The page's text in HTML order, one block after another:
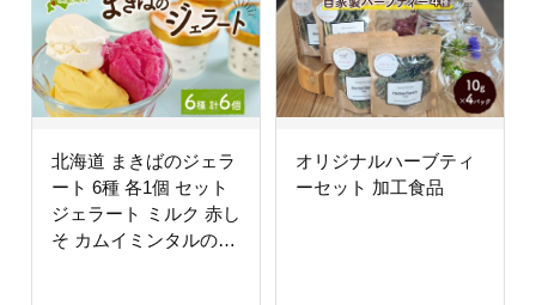
北海道 まきばのジェラ
ート 6種 各1個 セット
ジェラート ミルク 赤し
そ カムイミンタルの塩
オリジナルハーブティ
ーセット 加工食品